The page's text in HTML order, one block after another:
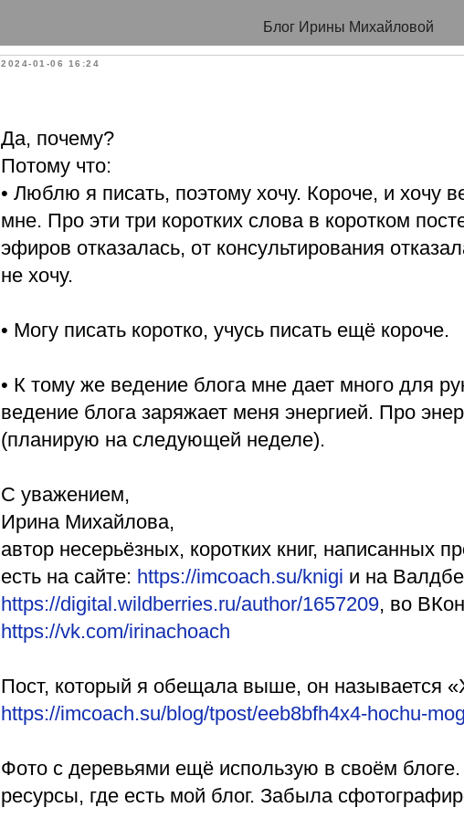
Блог Ирины Михайловой
Почему я веду блог?
2024-01-06 16:24
Да, почему?
Потому что:
• Люблю я писать, поэтому хочу. Короче, и хочу
мне. Про эти три коротких слова в коротком
эфиров отказалась, от консультирования
не хочу.
• Могу писать коротко, учусь писать ещё короче.
• К тому же ведение блога мне дает много для
ведение блога заряжает меня энергией. Про
(планирую на следующей неделе).
С уважением,
Ирина Михайлова,
автор несерьёзных, коротких книг, написанных
есть на сайте: https://imcoach.su/knigi и на
https://digital.wildberries.ru/author/1657209, во
https://vk.com/irinachoach
Пост, который я обещала выше, он называется
https://imcoach.su/blog/tpost/eeb8bfh4x4-hochu-
Фото с деревьями ещё использую в своём
ресурсы, где есть мой блог. Забыла